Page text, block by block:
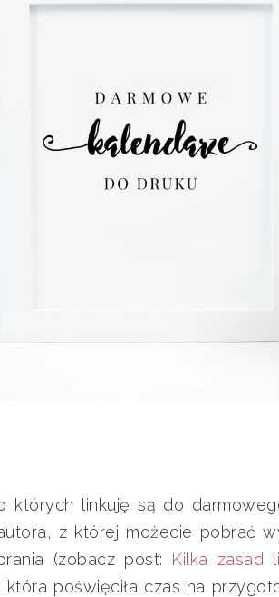
których linkuję są do
z której możecie pobrać
(zobacz post: Kilka zasad
która poświęciła czas na